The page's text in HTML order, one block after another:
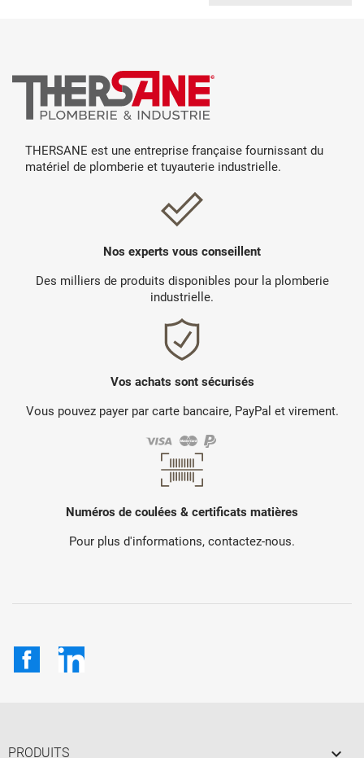
THERSANE est une entreprise française fournissant du
matériel de plomberie et tuyauterie industrielle.
Nos experts vous conseillent
Des milliers de produits disponibles pour la plomberie
industrielle.
Vos achats sont sécurisés
Vous pouvez payer par carte bancaire, PayPal et virement.
Numéros de coulées & certificats matières
Pour plus d'informations, contactez-nous.
FacebookLinkedIn
PRODUITS 